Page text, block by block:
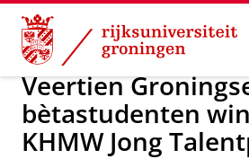
Skip
Content
Skip
Navigation
Over ons Faculty of Science and
Veertien
bètastudenten
KHMW Jong